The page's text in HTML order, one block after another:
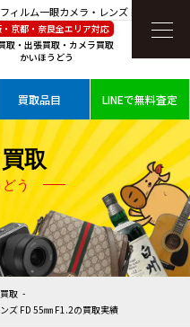
ルム一眼カメラ・レンズ FD 55㎜ F1.2
・京都・奈良全エリア対応
取・出張買取・カメラ買取
かいほうどう
買取品目 LINEで無料査定
取
う
取
ズ FD 55㎜ F1.2の買取実績